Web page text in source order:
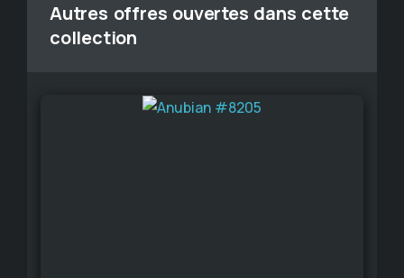
Autres offres ouvertes dans cette
collection